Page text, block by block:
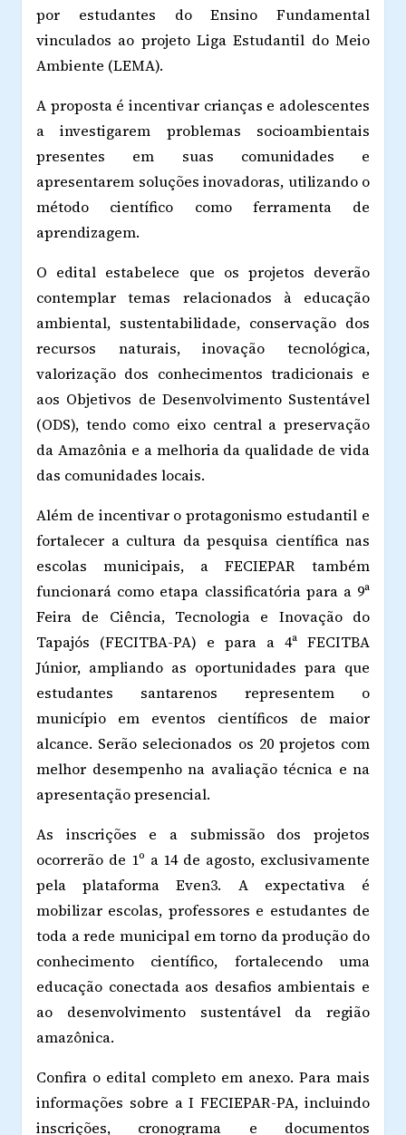
por estudantes do Ensino Fundamental
vinculados ao projeto Liga Estudantil do Meio
Ambiente (LEMA).
A proposta é incentivar crianças e adolescentes
a investigarem problemas socioambientais
presentes em suas comunidades e
apresentarem soluções inovadoras, utilizando o
método científico como ferramenta de
aprendizagem.
O edital estabelece que os projetos deverão
contemplar temas relacionados à educação
ambiental, sustentabilidade, conservação dos
recursos naturais, inovação tecnológica,
valorização dos conhecimentos tradicionais e
aos Objetivos de Desenvolvimento Sustentável
(ODS), tendo como eixo central a preservação
da Amazônia e a melhoria da qualidade de vida
das comunidades locais.
Além de incentivar o protagonismo estudantil e
fortalecer a cultura da pesquisa científica nas
escolas municipais, a FECIEPAR também
funcionará como etapa classificatória para a 9ª
Feira de Ciência, Tecnologia e Inovação do
Tapajós (FECITBA-PA) e para a 4ª FECITBA
Júnior, ampliando as oportunidades para que
estudantes santarenos representem o
município em eventos científicos de maior
alcance. Serão selecionados os 20 projetos com
melhor desempenho na avaliação técnica e na
apresentação presencial.
As inscrições e a submissão dos projetos
ocorrerão de 1º a 14 de agosto, exclusivamente
pela plataforma Even3. A expectativa é
mobilizar escolas, professores e estudantes de
toda a rede municipal em torno da produção do
conhecimento científico, fortalecendo uma
educação conectada aos desafios ambientais e
ao desenvolvimento sustentável da região
amazônica.
Confira o edital completo em anexo. Para mais
informações sobre a I FECIEPAR-PA, incluindo
inscrições, cronograma e documentos